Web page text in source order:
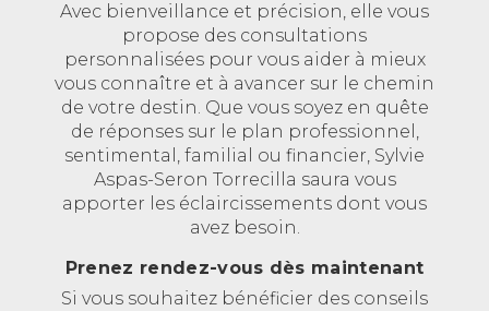
Avec bienveillance et précision, elle vous
propose des consultations
personnalisées pour vous aider à mieux
vous connaître et à avancer sur le chemin
de votre destin. Que vous soyez en quête
de réponses sur le plan professionnel,
sentimental, familial ou financier, Sylvie
Aspas-Seron Torrecilla saura vous
apporter les éclaircissements dont vous
avez besoin.
Prenez rendez-vous dès maintenant
Si vous souhaitez bénéficier des conseils